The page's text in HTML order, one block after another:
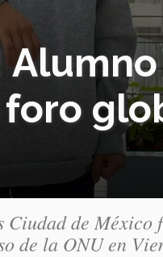
Ciudad de México
de la ONU en